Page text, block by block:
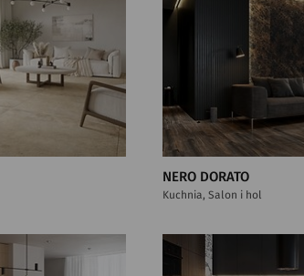
NERO DORATO
Kuchnia, Salon i hol